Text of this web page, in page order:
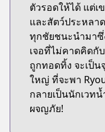
ตัวรอดให้ได้ แต่
และสัตว์ประหลา
ทุกชัยชนะนำมาซึ่
เจอที่ไม่คาดคิดกั
ถูกทอดทิ้ง จะเป็น
ใหญ่ ที่จะพา
กลายเป็นนักเวท
ผจญภัย!